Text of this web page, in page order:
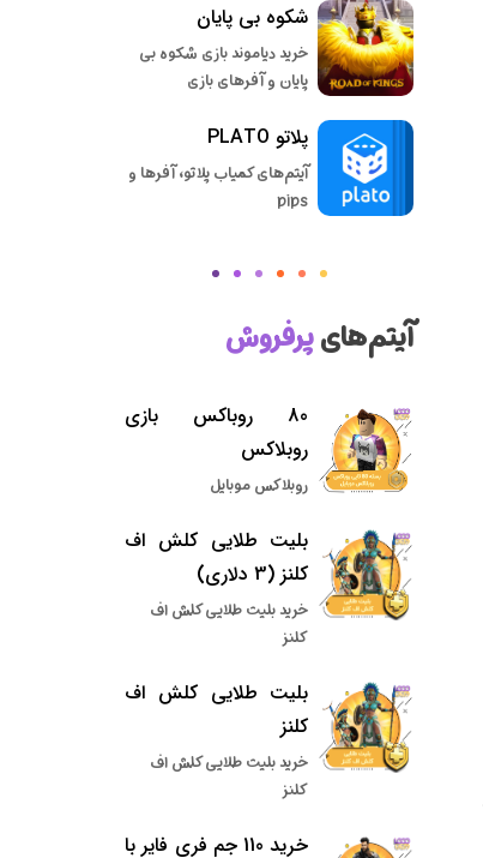
شکوه بی پایان
خرید دیاموند بازی شکوه بی
پایان و آفرهای بازی
پلاتو PLATO
آیتم‌های کمیاب پلاتو، آفرها و
pips
آیتم‌هایپرفروش
80 روباکس بازی
روبلاکس
روبلاکس موبایل
بلیت طلایی کلش اف
کلنز (3 دلاری)
خرید بلیت طلایی کلش اف
کلنز
بلیت طلایی کلش اف
کلنز
خرید بلیت طلایی کلش اف
کلنز
خرید 110 جم فری فایر با